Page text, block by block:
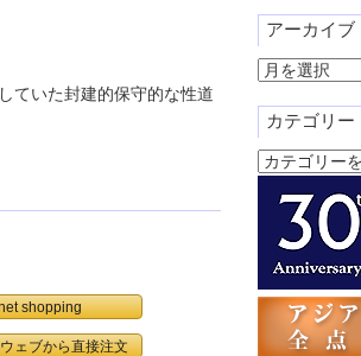
ていた封建的保守的な性道
shopping
アーカイブ
ア
カ
イ
ブ
カテゴリー
カ